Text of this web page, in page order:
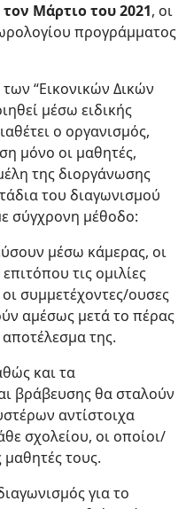
Μάρτιο του 2021, οι
προγράμματος
“Εικονικών Δικών
μέσω ειδικής
ο οργανισμός,
μόνο οι μαθητές,
της διοργάνωσης
του διαγωνισμού
σύγχρονη μέθοδο:
μέσω κάμερας, οι
τις ομιλίες
συμμετέχοντες/ουσες
αμέσως μετά το πέρας
αποτέλεσμα της.
και τα
βράβευσης θα σταλούν
αντίστοιχα
σχολείου, οι οποίοι/
τους.
για το